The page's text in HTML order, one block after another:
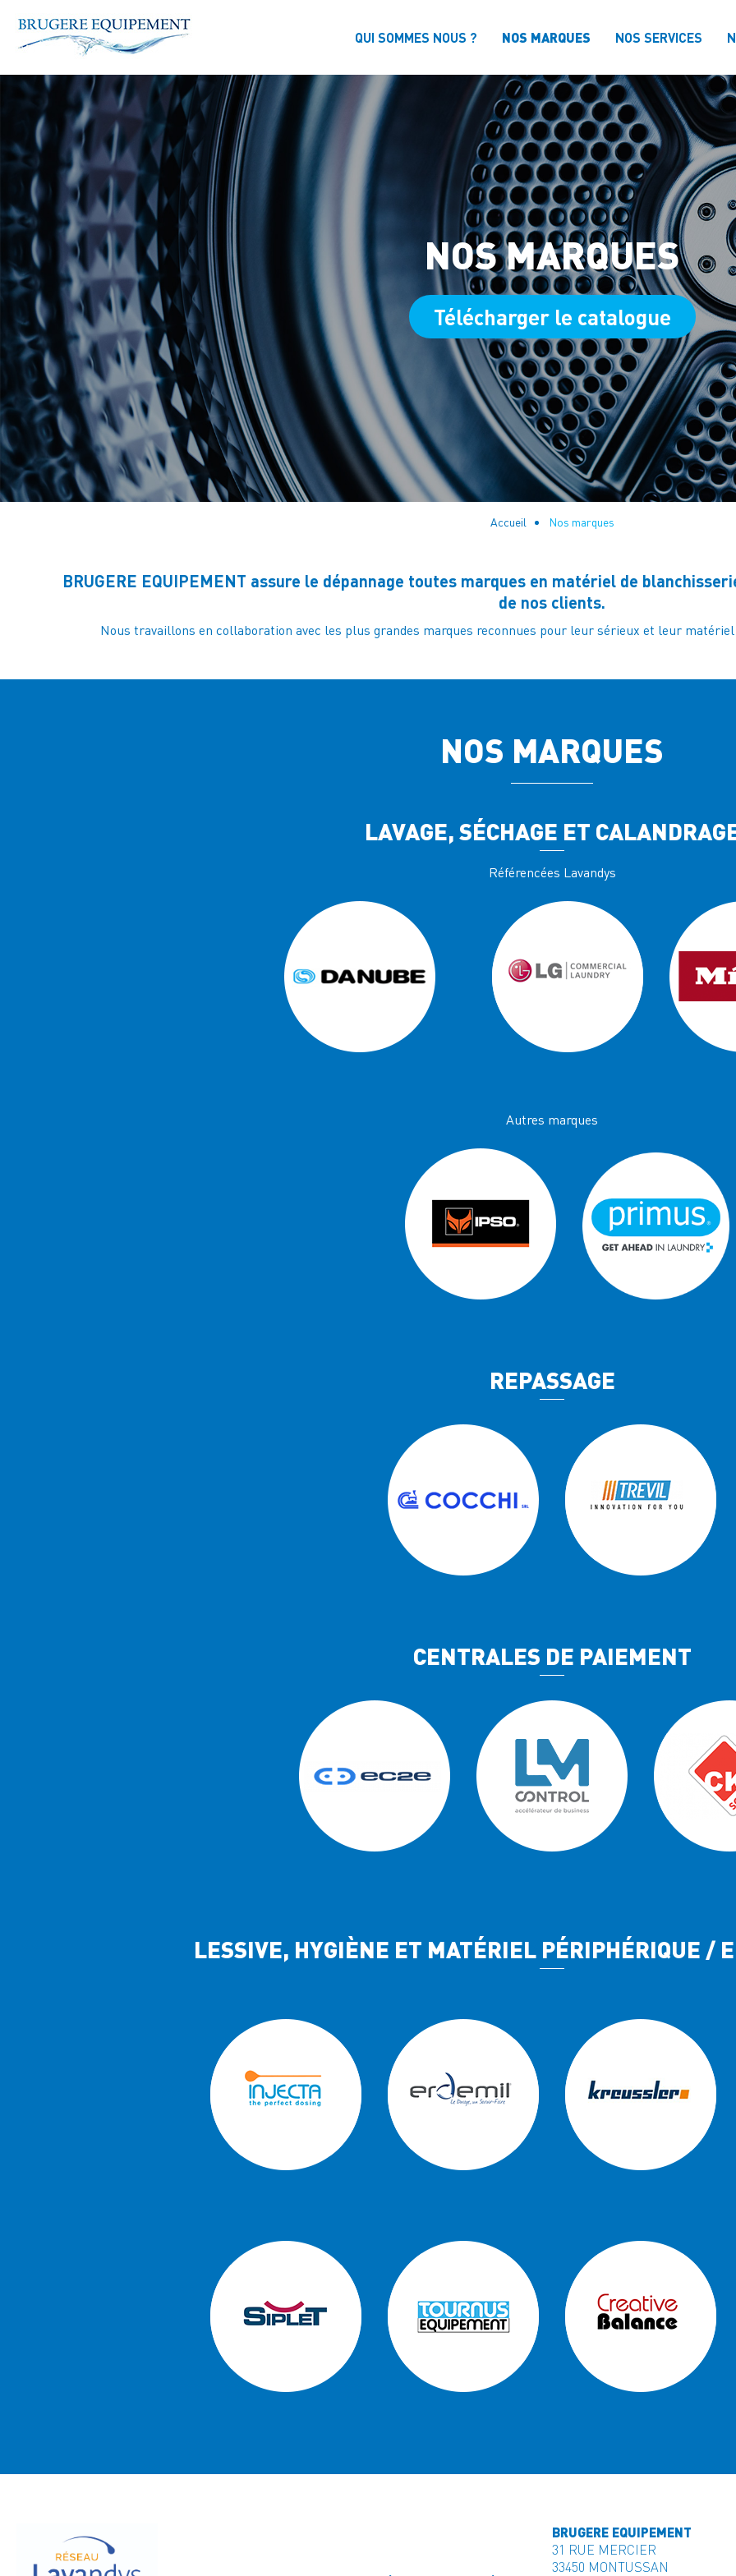
QUI SOMMES NOUS ? NOS MARQUES NOS SERVICES
NOS MARQUES
Télécharger le catalogue
Accueil Nos marques
BRUGERE EQUIPEMENT assure le dépannage toutes marques en matériel de
de nos clients.
Nous travaillons en collaboration avec les plus grandes marques reconnues pour leur sérieux et leur
NOS MARQUES
LAVAGE, SÉCHAGE ET
Référencées Lavandys
Autres marques
REPASSAGE
CENTRALES DE PAIEMENT
LESSIVE, HYGIÈNE ET MATÉRIEL PÉRIPHÉRIQUE /
BRUGERE EQUIPEMENT
31 RUE MERCIER
33450 MONTUSSAN